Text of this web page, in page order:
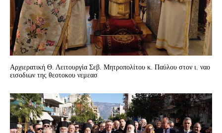
Αρχιερατική Θ. Λειτουργία Σεβ. Mητροπολίτου κ. Παύλου στον ι. ναο
εισοδιων της θεοτοκου νεμεασ